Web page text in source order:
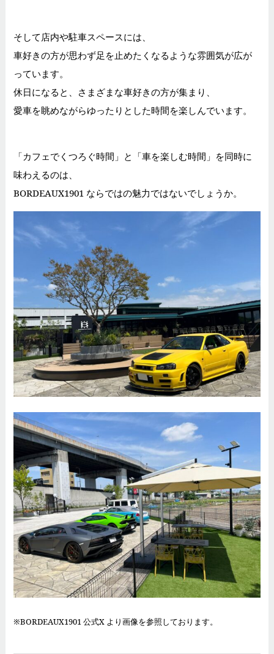
そして店内や駐車スペースには、
車好きの方が思わず足を止めたくなるような雰囲気が広が
っています。
休日になると、さまざまな車好きの方が集まり、
愛車を眺めながらゆったりとした時間を楽しんでいます。
「カフェでくつろぐ時間」と「車を楽しむ時間」を同時に
味わえるのは、
BORDEAUX1901 ならではの魅力ではないでしょうか。
※BORDEAUX1901 公式X より画像を参照しております。